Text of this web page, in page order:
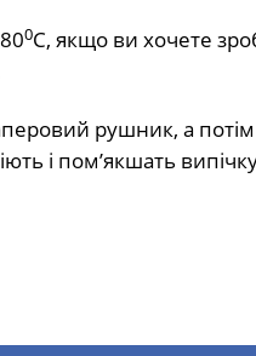
0С, якщо ви хочете
рушник, а
і пом’якшать